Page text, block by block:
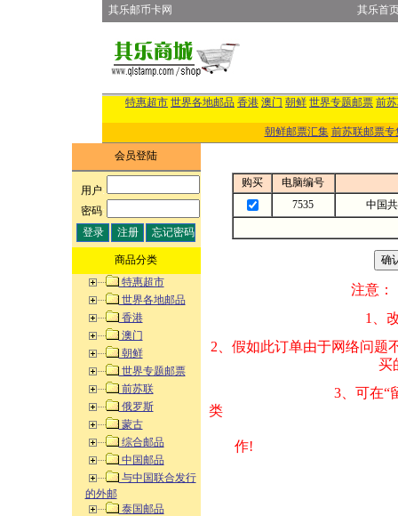
其乐邮币卡网 其乐首
特惠超市 世界各地邮品 香港 澳门 朝鲜 世界专题邮票 前
朝鲜邮票汇集 前苏联邮票专
会员登陆
用户:
密码:
商品分类
特惠超市
世界各地邮品
香港
澳门
朝鲜
世界专题邮票
前苏联
俄罗斯
蒙古
综合邮品
中国邮品
与中国联合发行
的外邮
泰国邮品
购买
电脑编号
7535
中国
注意：
1、改变商品数量
2、假如此订单由
买的邮品的“
3、可在“
类 方式告之
作!